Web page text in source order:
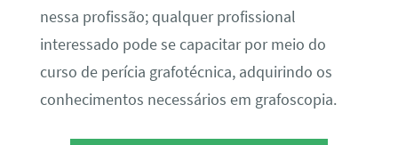
nessa profissão; qualquer profissional
interessado pode se capacitar por meio do
curso de perícia grafotécnica, adquirindo os
conhecimentos necessários em grafoscopia.